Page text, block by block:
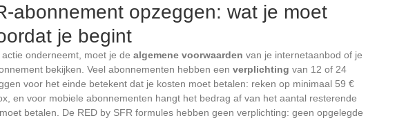
abonnement opzeggen: wat je moet
je begint
onderneemt, moet je de algemene voorwaarden van je internetaanbod of je
bekijken. Veel abonnementen hebben een verplichting van 12 of 24
voor het einde betekent dat je kosten moet betalen: reken op minimaal 59 €
en voor mobiele abonnementen hangt het bedrag af van het aantal resterende
betalen. De RED by SFR formules hebben geen verplichting: geen opgelegde